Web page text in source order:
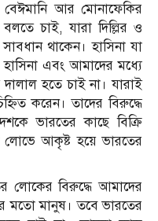
আর মোনাফেকির
চাই, যারা দিল্লির ও
থাকেন। হাসিনা যা
এবং আমাদের মধ্যে
হতে চাই না। যারাই
করেন। তাদের বিরুদ্ধে
ভারতের কাছে বিক্রি
লোভে আকৃষ্ট হয়ে ভারতের
লোকের বিরুদ্ধে আমাদের
মতো মানুষ। তবে ভারতের